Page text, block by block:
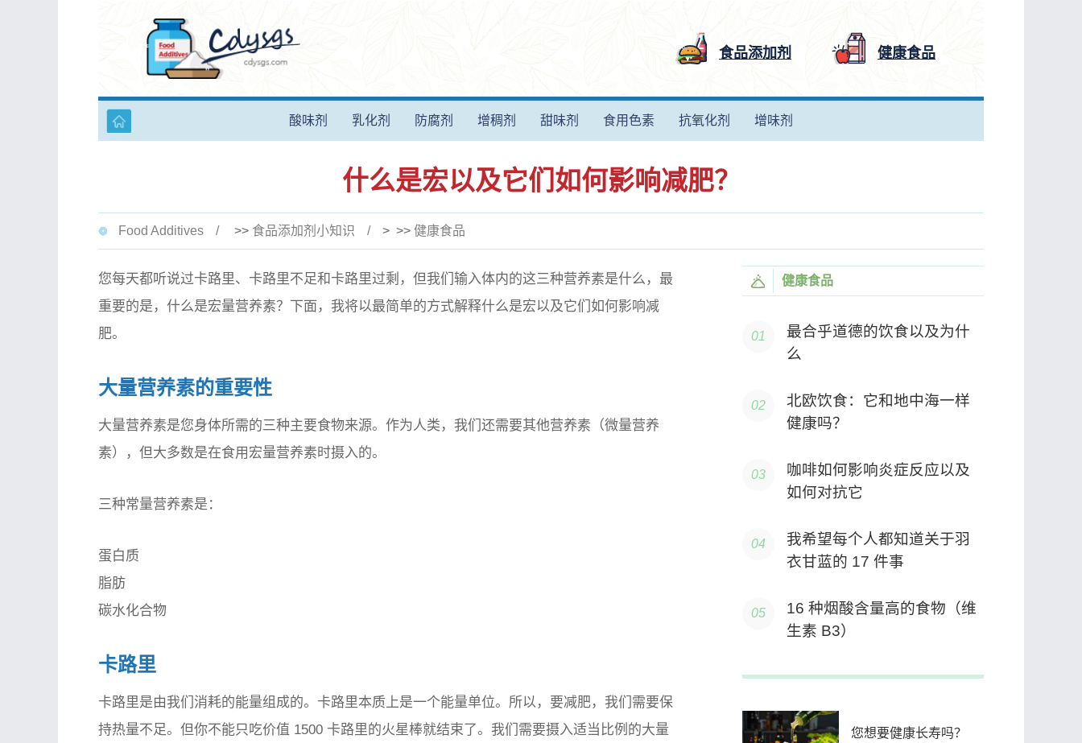
食品添加剂 健康食品
酸味剂 乳化剂 防腐剂 增稠剂 甜味剂 食用色素 抗氧化剂 增味剂
什么是宏以及它们如何影响减肥？
Food Additives >> 食品添加剂小知识 > >> 健康食品
您每天都听说过卡路里、卡路里不足和卡路里过剩，但我们输入体内的这三种营养素是什么，最
重要的是，什么是宏量营养素？下面，我将以最简单的方式解释什么是宏以及它们如何影响减
肥。
大量营养素的重要性
大量营养素是您身体所需的三种主要食物来源。作为人类，我们还需要其他营养素（微量营养
素），但大多数是在食用宏量营养素时摄入的。
三种常量营养素是：
蛋白质
脂肪
碳水化合物
卡路里
卡路里是由我们消耗的能量组成的。卡路里本质上是一个能量单位。所以，要减肥，我们需要保
持热量不足。但你不能只吃价值 1500 卡路里的火星棒就结束了。我们需要摄入适当比例的大量
健康食品
最合乎道德的饮食以及为什
么
北欧饮食：它和地中海一样
健康吗？
咖啡如何影响炎症反应以及
如何对抗它
我希望每个人都知道关于羽
衣甘蓝的 17 件事
16 种烟酸含量高的食物（维
生素 B3）
您想要健康长寿吗？